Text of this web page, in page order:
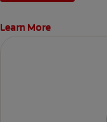
Learn More